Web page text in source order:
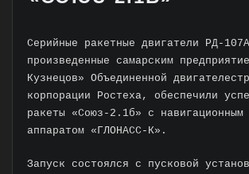
Серийные ракетные двигатели РД-
произведенные самарским
Кузнецов» Объединенной
корпорации Ростеха, обеспечили
ракеты «Союз-2.1б» с навигационным
аппаратом «ГЛОНАСС-К».
Запуск состоялся с пусковой